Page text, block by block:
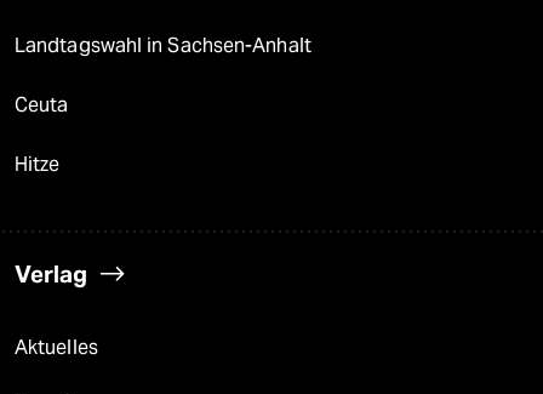
Landtagswahl in Sachsen-Anhalt
Ceuta
Hitze
Verlag
Aktuelles